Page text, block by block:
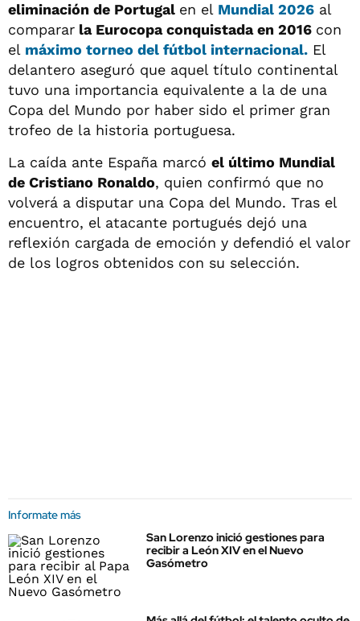
eliminación de Portugal en el Mundial 2026 al
comparar la Eurocopa conquistada en 2016 con
el máximo torneo del fútbol internacional. El
delantero aseguró que aquel título continental
tuvo una importancia equivalente a la de una
Copa del Mundo por haber sido el primer gran
trofeo de la historia portuguesa.
La caída ante España marcó el último Mundial
de Cristiano Ronaldo, quien confirmó que no
volverá a disputar una Copa del Mundo. Tras el
encuentro, el atacante portugués dejó una
reflexión cargada de emoción y defendió el valor
de los logros obtenidos con su selección.
Informate más
San Lorenzo inició gestiones para
recibir a León XIV en el Nuevo
Gasómetro